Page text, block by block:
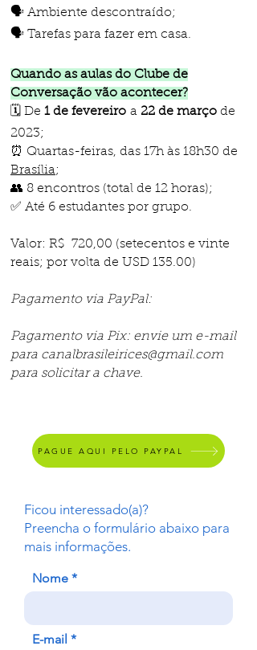
🗣️ Ambiente descontraído;
🗣️ Tarefas para fazer em casa.
Quando as aulas do Clube de
Conversação vão acontecer?
🗓️ De 1 de fevereiro a 22 de março de
2023;
⏰ Quartas-feiras, das 17h às 18h30 de
Brasília;
👥 8 encontros (total de 12 horas);
✅ Até 6 estudantes por grupo.
Valor: R$ 720,00 (setecentos e vinte
reais; por volta de USD 135.00)
Pagamento via PayPal:
Pagamento via Pix: envie um e-mail
para canalbrasileirices@gmail.com
para solicitar a chave.
PAGUE AQUI PELO PAYPAL
Ficou interessado(a)?
Preencha o formulário abaixo para
mais informações.
Nome
E-mail